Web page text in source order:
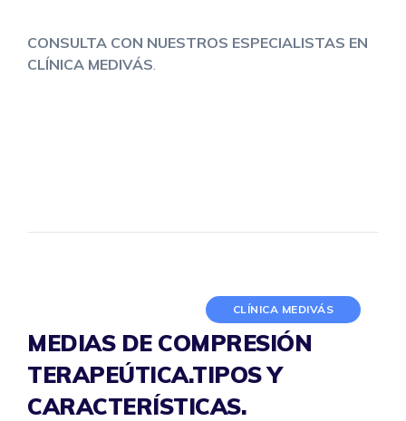
CONSULTA CON NUESTROS ESPECIALISTAS EN
CLÍNICA MEDIVÁS.
CLÍNICA MEDIVÁS
MEDIAS DE COMPRESIÓN
TERAPEÚTICA.TIPOS Y
CARACTERÍSTICAS.